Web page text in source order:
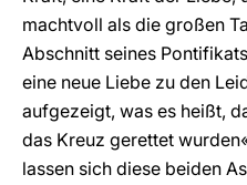
machtvoll als die großen
Abschnitt seines
eine neue Liebe zu den
aufgezeigt, was es heißt,
das Kreuz gerettet
lassen sich diese beiden